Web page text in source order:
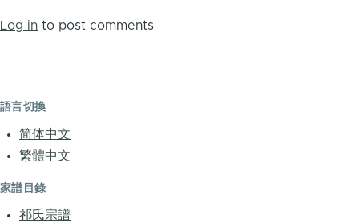
Log in to post comments
語言切換
简体中文
繁體中文
家譜目錄
祁氏宗譜